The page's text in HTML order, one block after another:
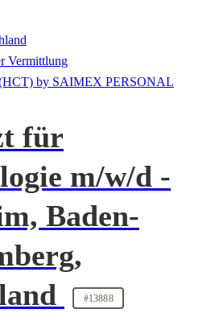
Vermittlung
für
m/w/d -
Baden-
#13888